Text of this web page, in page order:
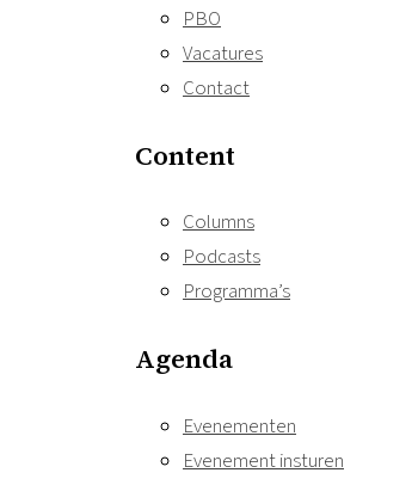
PBO
Vacatures
Contact
Content
Columns
Podcasts
Programma’s
Agenda
Evenementen
Evenement insturen